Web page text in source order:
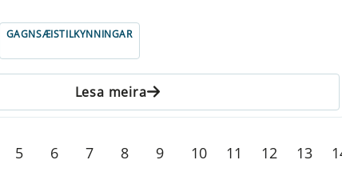
GAGNSÆISTILKYNNINGAR
Lesa meira
5 6 7 8 9 10 11 12 13